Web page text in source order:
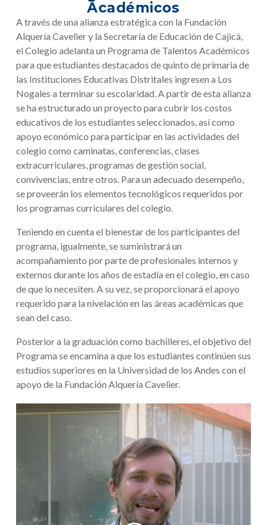
Académicos
A través de una alianza estratégica con la Fundación
Alquería Cavelier y la Secretaría de Educación de Cajicá,
el Colegio adelanta un Programa de Talentos Académicos
para que estudiantes destacados de quinto de primaria de
las Instituciones Educativas Distritales ingresen a Los
Nogales a terminar su escolaridad. A partir de esta alianza
se ha estructurado un proyecto para cubrir los costos
educativos de los estudiantes seleccionados, así como
apoyo económico para participar en las actividades del
colegio como caminatas, conferencias, clases
extracurriculares, programas de gestión social,
convivencias, entre otros. Para un adecuado desempeño,
se proveerán los elementos tecnológicos requeridos por
los programas curriculares del colegio.
Teniendo en cuenta el bienestar de los participantes del
programa, igualmente, se suministrará un
acompañamiento por parte de profesionales internos y
externos durante los años de estadía en el colegio, en caso
de que lo necesiten. A su vez, se proporcionará el apoyo
requerido para la nivelación en las áreas académicas que
sean del caso.
Posterior a la graduación como bachilleres, el objetivo del
Programa se encamina a que los estudiantes continúen sus
estudios superiores en la Universidad de los Andes con el
apoyo de la Fundación Alquería Cavelier.